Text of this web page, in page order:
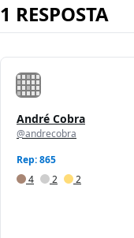
1 RESPOSTA
André Cobra
@andrecobra
Rep: 865
4
2 2